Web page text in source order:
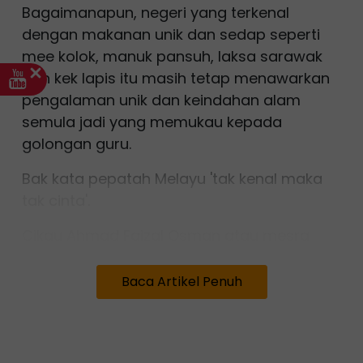
Bagaimanapun, negeri yang terkenal
dengan makanan unik dan sedap seperti
mee kolok, manuk pansuh, laksa sarawak
dan kek lapis itu masih tetap menawarkan
pengalaman unik dan keindahan alam
semula jadi yang memukau kepada
golongan guru.
Bak kata pepatah Melayu 'tak kenal maka
guru yang dikenali ramai dalam kalangan
warga pendidik di Sarawak.
Baca Artikel Penuh